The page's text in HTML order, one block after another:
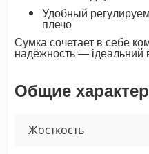
Удобный
плечо
Сумка сочетает в себе
надёжность — ідеальний
Общие
Жосткость